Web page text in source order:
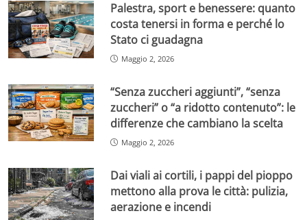
Palestra, sport e benessere: quanto
costa tenersi in forma e perché lo
Stato ci guadagna
Maggio 2, 2026
“Senza zuccheri aggiunti”, “senza
zuccheri” o “a ridotto contenuto”: le
differenze che cambiano la scelta
Maggio 2, 2026
Dai viali ai cortili, i pappi del pioppo
mettono alla prova le città: pulizia,
aerazione e incendi